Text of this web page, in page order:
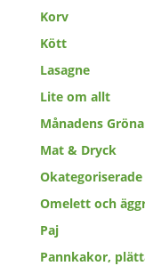
Korv
Kött
Lasagne
Lite om allt
Månadens Gröna
Mat & Dryck
Okategoriserade
Omelett och
Paj
Pannkakor,